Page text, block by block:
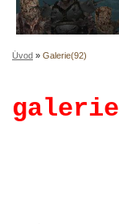
Úvod » Galerie(92)
galerie